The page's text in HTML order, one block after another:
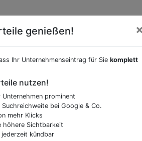
von
Beschreibung, Dienstleistung
Informationen hinzufügen?
um uns zu kontaktieren.
Ihren Firmeneintrag um
genießen!
Ihr Unternehmenseintrag für Sie komplett
nutzen!
Unternehmen prominent
Suchreichweite bei Google & Co.
mehr Klicks
höhere Sichtbarkeit
jederzeit kündbar